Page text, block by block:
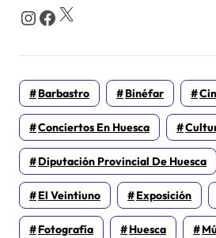
InstagramFacebook X
Barbastro Binéfar
Conciertos En Huesca
Diputación Provincial De Huesca
El Veintiuno Exposición
Fotografía Huesca